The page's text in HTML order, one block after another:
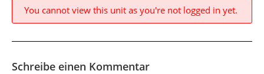
You cannot view this unit as you're not logged in yet.
Schreibe einen Kommentar